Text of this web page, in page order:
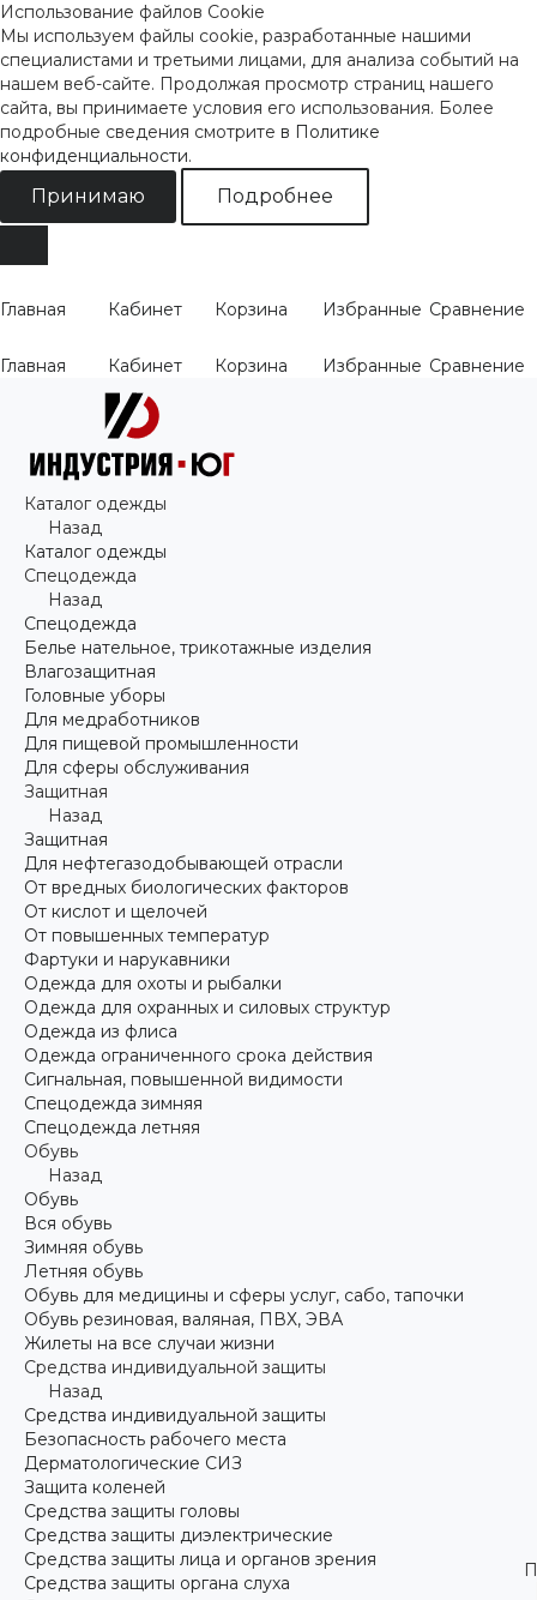
Использование файлов Cookie
Мы используем файлы cookie, разработанные нашими
специалистами и третьими лицами, для анализа событий на
нашем веб-сайте. Продолжая просмотр страниц нашего
сайта, вы принимаете условия его использования. Более
подробные сведения смотрите в Политике
конфиденциальности.
Принимаю Подробнее
Главная Кабинет Корзина Избранные Сравнение
Главная Кабинет Корзина Избранные Сравнение
Каталог одежды
Назад
Каталог одежды
Спецодежда
Назад
Спецодежда
Белье нательное, трикотажные изделия
Влагозащитная
Головные уборы
Для медработников
Для пищевой промышленности
Для сферы обслуживания
Защитная
Назад
Защитная
Для нефтегазодобывающей отрасли
От вредных биологических факторов
От кислот и щелочей
От повышенных температур
Фартуки и нарукавники
Одежда для охоты и рыбалки
Одежда для охранных и силовых структур
Одежда из флиса
Одежда ограниченного срока действия
Сигнальная, повышенной видимости
Спецодежда зимняя
Спецодежда летняя
Обувь
Назад
Обувь
Вся обувь
Зимняя обувь
Летняя обувь
Обувь для медицины и сферы услуг, сабо, тапочки
Обувь резиновая, валяная, ПВХ, ЭВА
Жилеты на все случаи жизни
Средства индивидуальной защиты
Назад
Средства индивидуальной защиты
Безопасность рабочего места
Дерматологические СИЗ
Защита коленей
Средства защиты головы
Средства защиты диэлектрические
Средства защиты лица и органов зрения
Средства защиты органа слуха